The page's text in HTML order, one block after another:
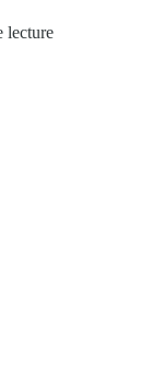
lecture